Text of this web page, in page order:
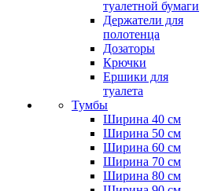
туалетной бумаги
Держатели для
полотенца
Дозаторы
Крючки
Ершики для
туалета
Тумбы
Ширина 40 см
Ширина 50 см
Ширина 60 см
Ширина 70 см
Ширина 80 см